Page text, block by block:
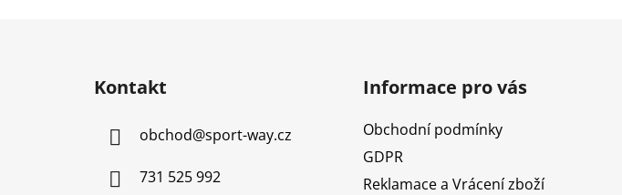
Kontakt
obchod@sport-way.cz
731 525 992
Informace pro vás
Obchodní podmínky
GDPR
Reklamace a Vrácení zboží